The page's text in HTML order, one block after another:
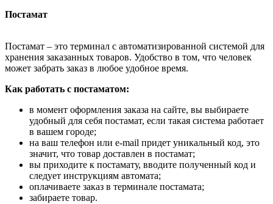
Постамат
Постамат – это терминал с автоматизированной системой для
хранения заказанных товаров. Удобство в том, что человек
может забрать заказ в любое удобное время.
Как работать с постаматом:
в момент оформления заказа на сайте, вы выбираете
удобный для себя постамат, если такая система работает
в вашем городе;
на ваш телефон или e-mail придет уникальный код, это
значит, что товар доставлен в постамат;
вы приходите к постамату, вводите полученный код и
следует инструкциям автомата;
оплачиваете заказ в терминале постамата;
забираете товар.